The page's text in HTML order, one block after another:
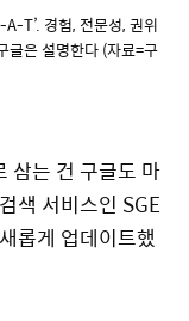
T’. 경험, 전문성, 권위
글은 설명한다 (자료=구
삼는 건 구글도 마
색 서비스인 SGE
롭게 업데이트했